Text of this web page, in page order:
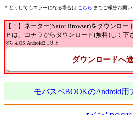
＊どうしてもエラーになる場合は こちら までご報告お願い
【！】ネーター(Nator Browser)をダウンロ
Ｐは、コチラからダウンロード(無料)して下
※対応OS:Android2.1以上
ダウンロードへ
モバスペBOOKのAndroid用